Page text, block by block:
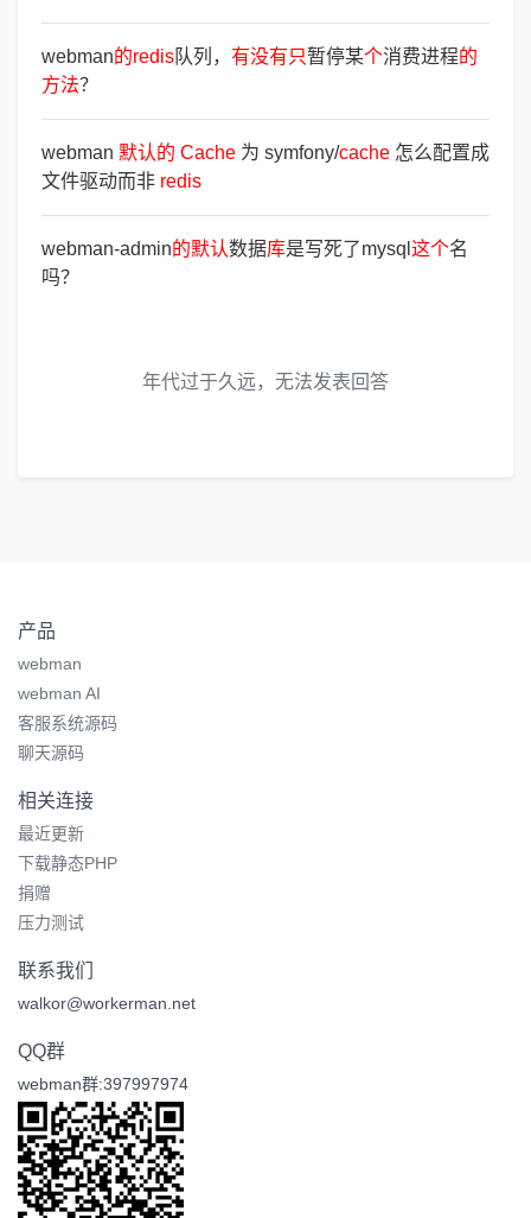
webman的redis队列， 有没有只暂停某个消费进程的
方法？
webman 默认的 Cache 为 symfony/cache 怎么配置成
文件驱动而非 redis
webman-admin的默认数据库是写死了mysql 这个名
吗？
年代过于久远，无法发表回答
产品
webman
webman AI
客服系统源码
聊天源码
相关连接
最近更新
下载静态PHP
捐赠
压力测试
联系我们
walkor@workerman.net
QQ群
webman群:397997974